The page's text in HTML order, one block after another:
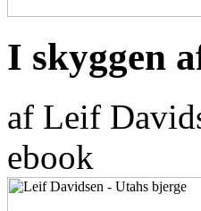
I skyggen
af Leif
ebook